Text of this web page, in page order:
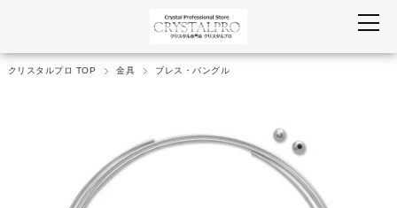
クリスタルプロ TOP 金具 ブレス・バングル